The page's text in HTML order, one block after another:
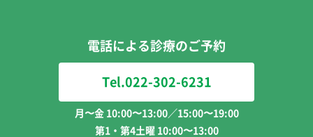
電話による診療のご予約
Tel.022-302-6231
月〜金 10:00〜13:00／15:00〜19:00
第1・第4土曜 10:00〜13:00